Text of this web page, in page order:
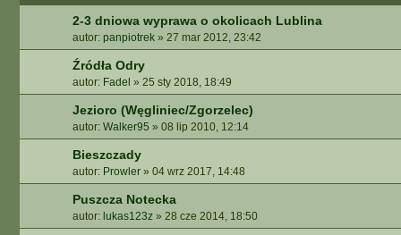
E
Z
A
W
A
N
S
O
W
A
N
E
2-3 dniowa wyprawa o okolicach Lublina
autor: panpiotrek » 27 mar 2012, 23:42
Źródła Odry
autor: Fadel » 25 sty 2018, 18:49
Jezioro (Węgliniec/Zgorzelec)
autor: Walker95 » 08 lip 2010, 12:14
Bieszczady
autor: Prowler » 04 wrz 2017, 14:48
Puszcza Notecka
autor: lukas123z » 28 cze 2014, 18:50